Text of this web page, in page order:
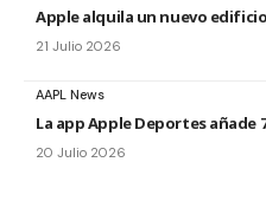
Apple alquila un nuevo
21 Julio 2026
AAPL News
La app Apple Deportes añade
20 Julio 2026